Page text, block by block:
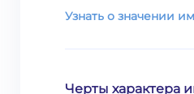
Узнать о значении
Черты характера